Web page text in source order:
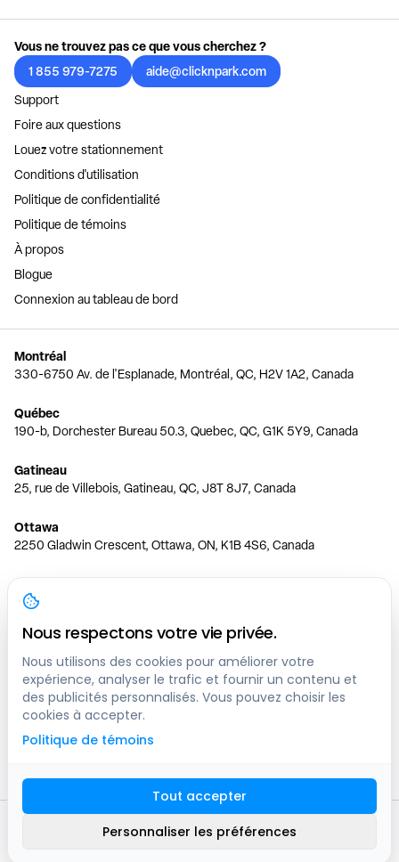
Vous ne trouvez pas ce que vous cherchez ?
1 855 979-7275
aide@clicknpark.com
Support
Foire aux questions
Louez votre stationnement
Conditions d'utilisation
Politique de confidentialité
Politique de témoins
À propos
Blogue
Connexion au tableau de bord
Montréal
330-6750 Av. de l'Esplanade, Montréal, QC, H2V 1A2, Canada
Québec
190-b, Dorchester Bureau 50.3, Quebec, QC, G1K 5Y9, Canada
Gatineau
25, rue de Villebois, Gatineau, QC, J8T 8J7, Canada
Ottawa
2250 Gladwin Crescent, Ottawa, ON, K1B 4S6, Canada
Toronto
150 Ferrand Dr, 6th Floor, Toronto, ON, M3C 3E5, Canada
Vancouver
1200 W 73rd Ave #1415, Vancouver, BC, V6P 6G5, Canada
Calgary
444 5 Ave SW #400 Calgary, AB, T2P 2T8, Canada
2016 -2026
Plan du site
Nous respectons votre vie privée.
Nous utilisons des cookies pour améliorer votre
expérience, analyser le trafic et fournir un contenu et
des publicités personnalisés. Vous pouvez choisir les
cookies à accepter.
Politique de témoins
Tout accepter
Personnaliser les préférences